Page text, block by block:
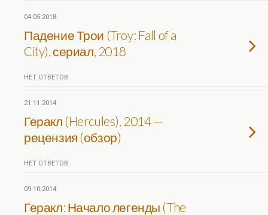
04.05.2018
Падение Трои (Troy: Fall of a
City), сериал, 2018
НЕТ ОТВЕТОВ
21.11.2014
Геракл (Hercules), 2014 —
рецензия (обзор)
НЕТ ОТВЕТОВ
09.10.2014
Геракл: Начало легенды (The